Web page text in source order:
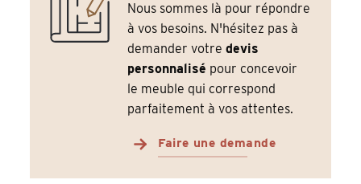
Nous sommes là pour répondre
à vos besoins. N'hésitez pas à
demander votredevis
personnalisé pour concevoir
le meuble qui correspond
parfaitement à vos attentes.
Faire une demande